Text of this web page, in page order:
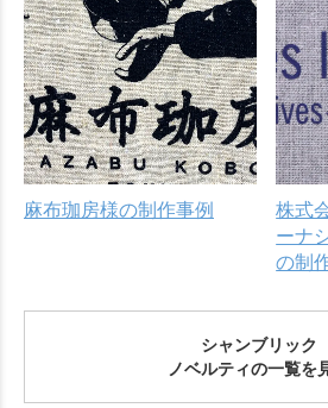
麻布珈房様の制作事例
株式
ーナ
の制
シャンブリック
ノベルティの一覧を